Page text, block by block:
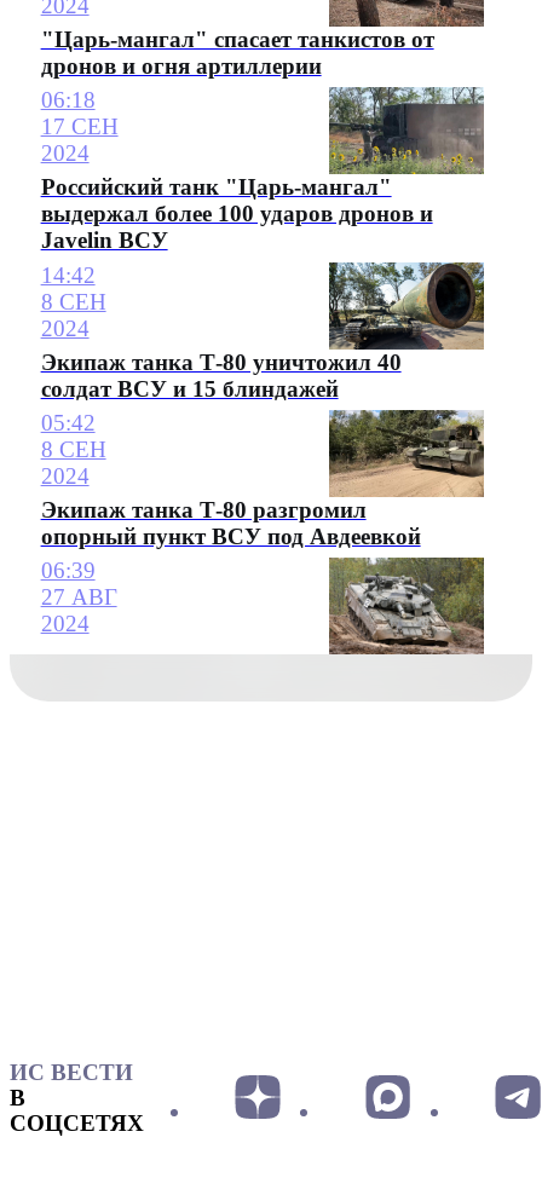
2024
"Царь-мангал" спасает танкистов от
дронов и огня артиллерии
06:18
17 СЕН
2024
Российский танк "Царь-мангал"
выдержал более 100 ударов дронов и
Javelin ВСУ
14:42
8 СЕН
2024
Экипаж танка Т-80 уничтожил 40
солдат ВСУ и 15 блиндажей
05:42
8 СЕН
2024
Экипаж танка Т-80 разгромил
опорный пункт ВСУ под Авдеевкой
06:39
27 АВГ
2024
ИС ВЕСТИ
В
СОЦСЕТЯХ